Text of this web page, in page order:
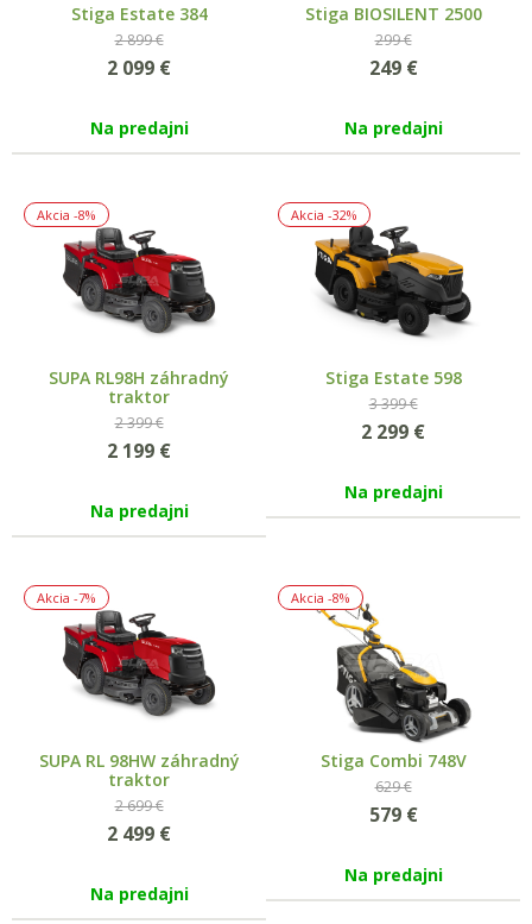
Stiga Estate 384
2 899 €
2 099 €
Na predajni
Stiga BIOSILENT 2500
299 €
249 €
Na predajni
Akcia -8%
SUPA RL98H záhradný
traktor
2 399 €
2 199 €
Na predajni
Akcia -32%
Stiga Estate 598
3 399 €
2 299 €
Na predajni
Akcia -7%
SUPA RL 98HW záhradný
traktor
2 699 €
2 499 €
Na predajni
Akcia -8%
Stiga Combi 748V
629 €
579 €
Na predajni